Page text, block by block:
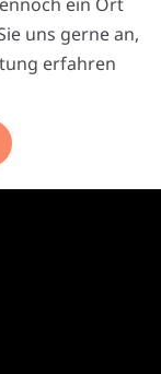
uns gerne an,
erfahren